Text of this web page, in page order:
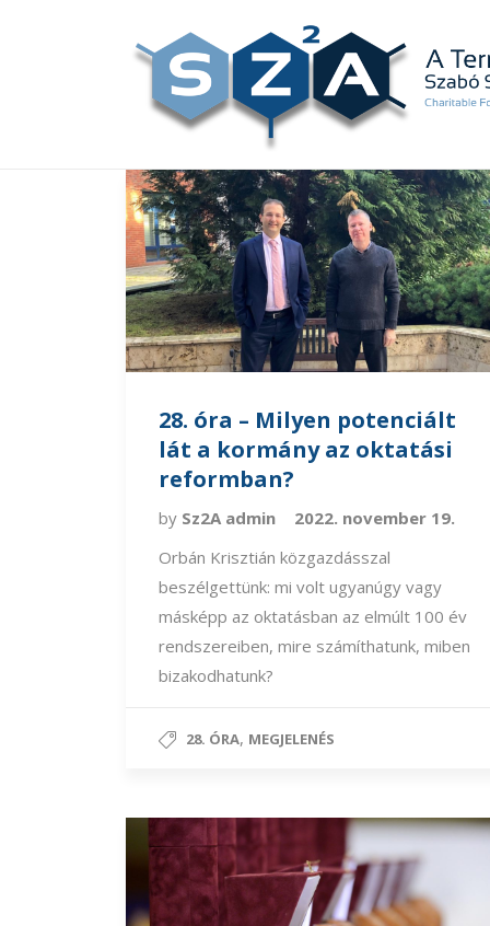
28. óra – Milyen potenciált
lát a kormány az oktatási
reformban?
by Sz2A admin
2022. november 19.
Orbán Krisztián közgazdásszal
beszélgettünk: mi volt ugyanúgy vagy
másképp az oktatásban az elmúlt 100 év
rendszereiben, mire számíthatunk, miben
bizakodhatunk?
28. ÓRA, MEGJELENÉS